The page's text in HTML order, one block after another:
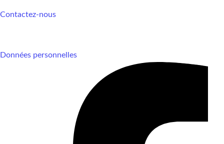
Contactez-nous
Données personnelles